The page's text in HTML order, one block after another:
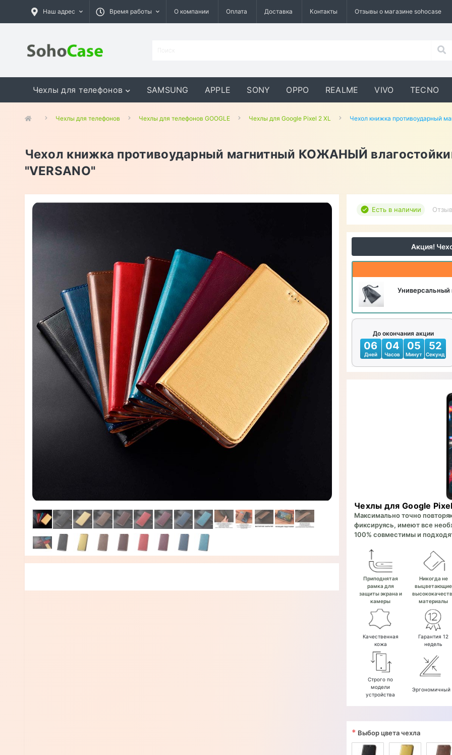
Наш адрес Время работы О компании Оплата Доставка Контакты Отзывы о магазине sohocase
Чехлы для телефонов SAMSUNG APPLE SONY OPPO REALME VIVO TECNO
GOOGLE MEIZU ASUS
Чехлы для телефонов Чехлы для телефонов GOOGLE Чехлы для Google Pixel 2 XL Чехол книжка противоударный
Чехол книжка противоударный магнитный КОЖАНЫЙ
"VERSANO"
Есть в наличии
Акция!
Универсальный
До окончания акции
06
Дней
04
Часов
05
Минут
50
Секунд
Чехлы для Google
Максимально точно
фиксируясь, имеют все
100% совместимы и
Приподнятая
рамка для
защиты экрана и
камеры
Никогда не
выцветающие
материалы
Качественная
кожа
Гарантия 12
недель
Строго по
модели
устройства
Эргономичный
* Выбор цвета чехла